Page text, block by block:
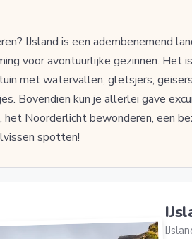
IJsland is een adembenemend
voor avontuurlijke gezinnen. Het
met watervallen, gletsjers,
Bovendien kun je allerlei gave
het Noorderlicht bewonderen, een
spotten!